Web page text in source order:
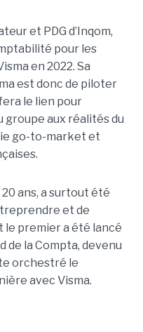
et PDG d’Inqom,
pour les
en 2022. Sa
est donc de piloter
le lien pour
aux réalités du
go-to-market et
ans, a surtout été
et de
le premier a été lancé
de la Compta, devenu
orchestré le
avec Visma.